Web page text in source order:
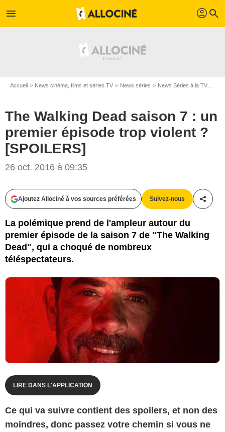
menu profil search
Accueil News cinéma, films et séries TV News séries News Séries à la TV
The Walking Dead saison 7 : un
premier épisode trop violent ?
[SPOILERS]
26 oct. 2016 à 09:35
Ajoutez Allociné à vos sources préférées Suivez-nous
La polémique prend de l'ampleur autour du
premier épisode de la saison 7 de "The Walking
Dead", qui a choqué de nombreux
téléspectateurs.
AMC
LIRE DANS L'APPLICATION
Ce qui va suivre contient des spoilers, et non des
moindres, donc passez votre chemin si vous ne